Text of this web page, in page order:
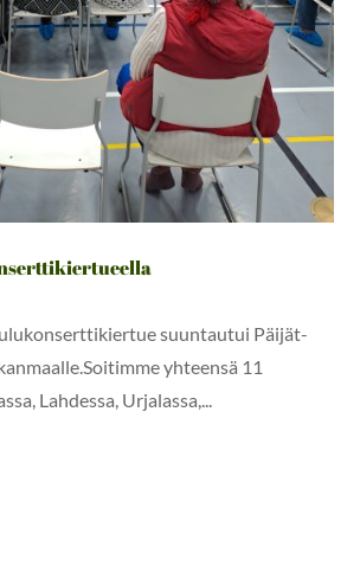
suuntautui Päijät-
yhteensä 11
Lahdessa, Urjalassa,...